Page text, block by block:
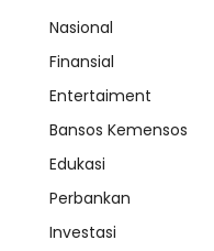
Nasional
Finansial
Entertaiment
Bansos Kemensos
Edukasi
Perbankan
Investasi